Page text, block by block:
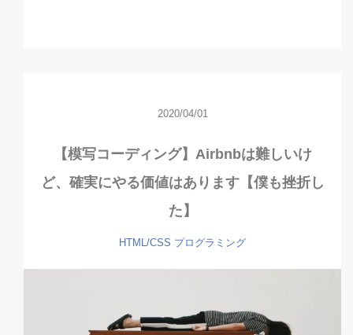
2020/04/01
【模写コーディング】Airbnbは難しいけ
ど、確実にやる価値はあります【僕も挫折し
た】
HTML/CSS プログラミング